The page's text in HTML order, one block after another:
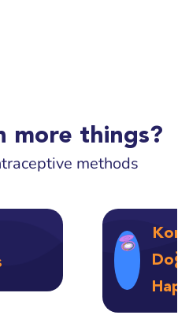
more things?
methods